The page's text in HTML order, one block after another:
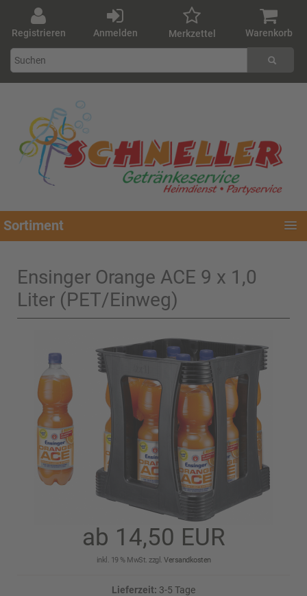
Registrieren Anmelden Merkzettel Warenkorb
Sortiment
Ensinger Orange ACE 9 x 1,0
Liter (PET/Einweg)
ab 14,50 EUR
inkl. 19 % MwSt. zzgl. Versandkosten
Lieferzeit: 3-5 Tage